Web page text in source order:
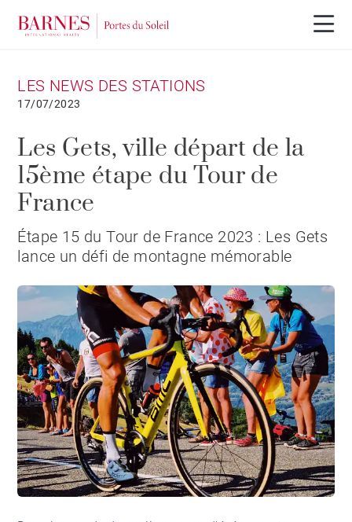
LES NEWS DES STATIONS
17/07/2023
Les Gets, ville départ de la
15ème étape du Tour de
France
Étape 15 du Tour de France 2023 : Les Gets
lance un défi de montagne mémorable